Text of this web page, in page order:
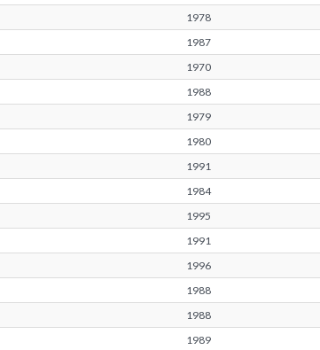
1978
1987
1970
1988
1979
1980
1991
1984
1995
1991
1996
1988
1988
1989